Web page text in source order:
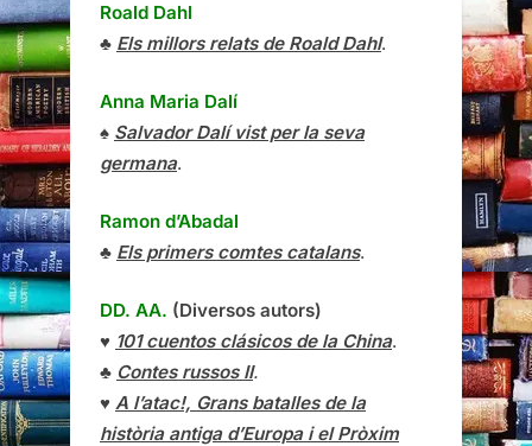
Roald Dahl
♣ Els millors relats de Roald Dahl.
Anna Maria Dalí
♠ Salvador Dalí vist per la seva
germana.
Ramon d’Abadal
♣ Els primers comtes catalans.
DD. AA. (Diversos autors)
♥ 101 cuentos clásicos de la China.
♣ Contes russos II.
♥ A l’atac!, Grans batalles de la
història antiga d’Europa i el Pròxim